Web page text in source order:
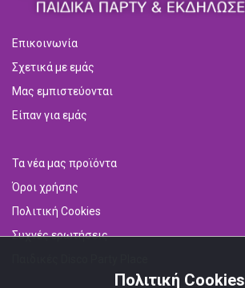
Επικοινωνία
Σχετικά με εμάς
Μας εμπιστεύονται
Είπαν για εμάς
Τα νέα μας προϊόντα
Όροι χρήσης
Πολιτική Cookies
Συχνές ερωτήσεις
Πολιτική Cookies